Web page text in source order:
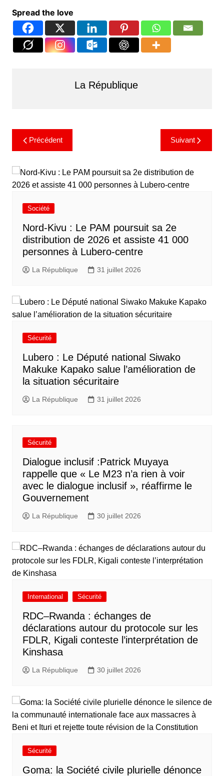
Spread the love
La République
Précédent Suivant
Société
Nord-Kivu : Le PAM poursuit sa 2e
distribution de 2026 et assiste 41 000
personnes à Lubero-centre
La République 31 juillet 2026
Sécurité
Lubero : Le Député national Siwako
Makuke Kapako salue l’amélioration de
la situation sécuritaire
La République 31 juillet 2026
Sécurité
Dialogue inclusif :Patrick Muyaya
rappelle que « Le M23 n’a rien à voir
avec le dialogue inclusif », réaffirme le
Gouvernement
La République 30 juillet 2026
International Sécurité
RDC–Rwanda : échanges de
déclarations autour du protocole sur les
FDLR, Kigali conteste l’interprétation de
Kinshasa
La République 30 juillet 2026
Sécurité
Goma: la Société civile plurielle dénonce